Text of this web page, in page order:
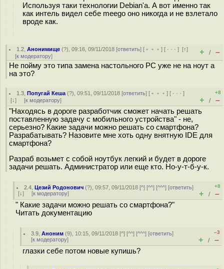
Используя таки технологии Debian'а. А вот именно так
как интель видел себе meego оно никогда и не взлетало
вроде как.
1.2 ,Анонимище (?), 09:16, 09/11/2018 [ответить] [ ﹢﹢﹢] [ · · ·][↑]
[к модератору] + / –
Не пойму это типа замена настольного PC уже не на ноут а
на это?
1.3 ,Попугай Кеша (?), 09:51, 09/11/2018 [ответить] [ ﹢﹢﹢] [ · · ·]
[↓] [к модератору]
+8
+ / –
"Находясь в дороге разработчик сможет начать решать
поставленную задачу с мобильного устройства" - не,
серьезно? Какие задачи можно решать со смартфона?
Разрабатывать? Назовите мне хоть одну внятную IDE для
смартфона?
Разраб возьмет с собой ноутбук легкий и будет в дороге
задачи решать. Администратор или еще кто. Но-у-т-б-у-к.
2.4 ,Цезий Родонович (?), 09:57, 09/11/2018 [^] [^^] [^^^] [ответить]
[↓] [к модератору]
+8
+ / –
" Какие задачи можно решать со смартфона?"
Читать документацию
3.9 ,Аноним (9), 10:15, 09/11/2018 [^] [^^] [^^^] [ответить]
[к модератору]
–3
+ / –
глазки себе потом новые купишь?